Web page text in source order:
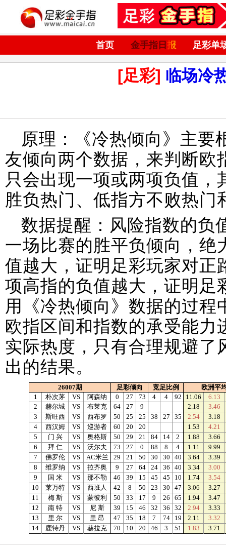
首页 金手指日报 足彩单
[足彩] 临场冷
原理：《冷热倾向》主要
友倾向两个数据，来判断欧
只会出现一项或两项负值
胜负热门、低指方不败热门
数据提醒：风险指数的负
一场比赛的胜平负倾向，绝
值越大，证明足彩玩家对正
项高指的负值越大，证明足
用《冷热倾向》数据的过
欧指区间和指数的承受能力
实际热度，只有合理规避了
出的结果。
26007期 足彩倾向 竞足比例
欧洲平
1
朴次茅 VS 阿森纳 0 27 73 4 4 92 11.06
6.13
2
赫尔城 VS 布莱克 64 27 9 2.18
3.46
3
斯旺西 VS 西布罗 50 25 25 38 27 35 2.54
3.18
4
西汉姆 VS 巡游者 60 20 20 1.53
4.21
5
门 兴 VS 奥格斯 50 29 21 84 14 2 1.88
3.66
6
拜 仁 VS 沃尔夫 73 27 0 88 8 4 1.11
9.99
7
佛罗伦 VS AC米兰 29 21 50 30 30 40 3.64
3.39
8
维罗纳 VS 拉齐奥 9 27 64 24 36 40 3.34
3.00
9
国 米 VS 那不勒 46 39 15 45 45 10 1.74
3.54
10
莱万特 VS 西班人 42 8 50 23 30 47 3.06
3.27
11
梅 斯 VS 蒙彼利 50 33 17 9 26 65 1.94
3.47
12
南 特 VS 尼 斯 39 15 46 32 36 32 2.94
3.33
13
里 尔 VS 里 昂 47 35 18 7 74 19 2.11
3.32
14
鹿特丹 VS 赫拉克 70 10 20 46 3 51 1.83 3.71